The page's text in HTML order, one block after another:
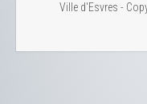
Ville d'Esvres -